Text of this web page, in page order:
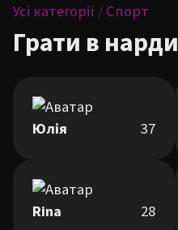
Усі категорії /Спорт
Грати в нарди
Юлія 37
Rina 28